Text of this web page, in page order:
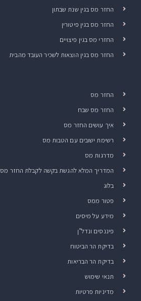
החזר מס בגין שנת שבתון
החזר מס בגין פיטורין
החזרי מס בגין פיצויים
החזר מס בגין הוצאות לשכיר העובד מהבית
החזר מס
החזר מס שבח
איך עושים החזר מס
רשימת ישובים עם הטבות מס
מדרגות מס
המדריך המלא להגשת בקשה לקבלת החזר מס
בלוג
פטור ממס
מידע על מיסים
פיננסים ונדל"ן
בדיקת הר הביטוח
בדיקת הר הבריאות
תנאי שימוש
מדיניות פרטיות